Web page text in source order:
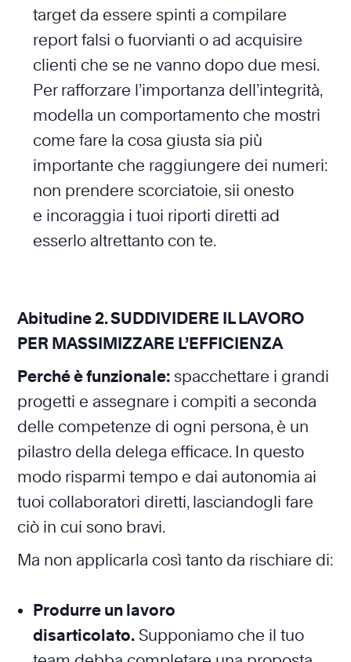
target da essere spinti a compilare
report falsi o fuorvianti o ad acquisire
clienti che se ne vanno dopo due mesi.
Per rafforzare l’importanza dell’integrità,
modella un comportamento che mostri
come fare la cosa giusta sia più
importante che raggiungere dei numeri:
non prendere scorciatoie, sii onesto
e incoraggia i tuoi riporti diretti ad
esserlo altrettanto con te.
Abitudine 2. SUDDIVIDERE IL LAVORO
PER MASSIMIZZARE L’EFFICIENZA
Perché è funzionale: spacchettare i grandi
progetti e assegnare i compiti a seconda
delle competenze di ogni persona, è un
pilastro della delega efficace. In questo
modo risparmi tempo e dai autonomia ai
tuoi collaboratori diretti, lasciandogli fare
ciò in cui sono bravi.
Ma non applicarla così tanto da rischiare di:
Produrre un lavoro
disarticolato. Supponiamo che il tuo